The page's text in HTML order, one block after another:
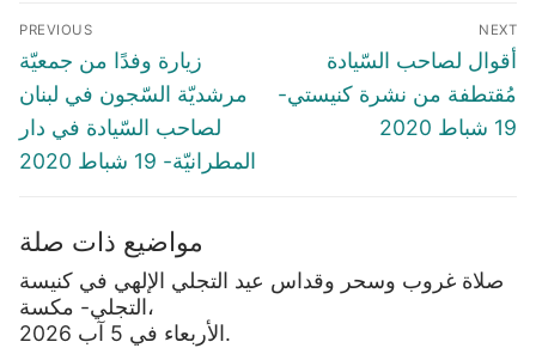
Post
navigation
PREVIOUS
Previous
post:
زيارة وفدًا من جمعيّة
مرشديّة السّجون في لبنان
لصاحب السّيادة في دار
المطرانيّة- 19 شباط 2020
NEXT
Next
post:
أقوال لصاحب السّيادة
مُقتطفة من نشرة كنيستي-
19 شباط 2020
مواضيع ذات صلة
صلاة غروب وسحر وقداس عيد التجلي الإلهي في كنيسة
التجلي- مكسة،
الأربعاء في 5 آب 2026.